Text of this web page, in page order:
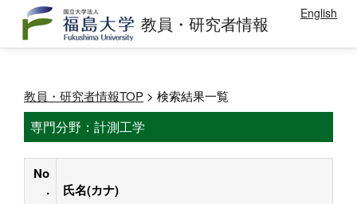
教員・研究者情報 English
教員・研究者情報TOP > 検索結果一覧
専門分野：計測工学
No
.
氏名(カナ)